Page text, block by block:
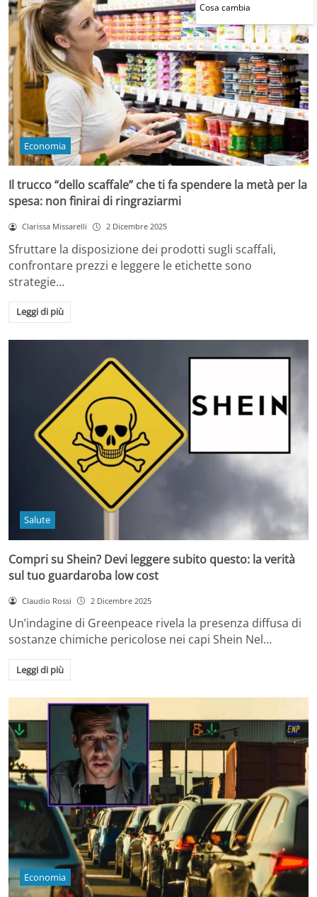
Economia
Il trucco “dello scaffale” che ti fa spendere la metà per la
spesa: non finirai di ringraziarmi
Clarissa Missarelli 2 Dicembre 2025
Sfruttare la disposizione dei prodotti sugli scaffali,
confrontare prezzi e leggere le etichette sono
strategie…
Leggi di più
Salute
Compri su Shein? Devi leggere subito questo: la verità
sul tuo guardaroba low cost
Claudio Rossi 2 Dicembre 2025
Un’indagine di Greenpeace rivela la presenza diffusa di
sostanze chimiche pericolose nei capi Shein Nel…
Leggi di più
Economia
Cosa cambia